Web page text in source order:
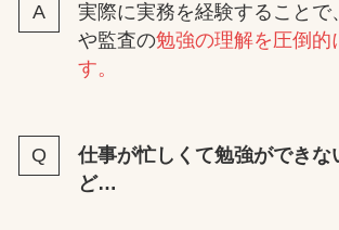
実際に実務を経験することで
や監査の勉強の理解を圧倒的
す。
仕事が忙しくて勉強ができな
ど…